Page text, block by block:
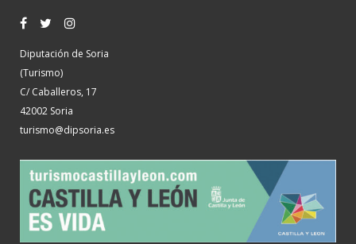
Diputación de Soria
(Turismo)
C/ Caballeros, 17
42002 Soria
turismo@dipsoria.es